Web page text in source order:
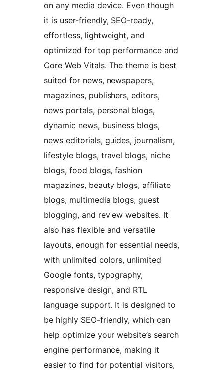
on any media device. Even though
it is user-friendly, SEO-ready,
effortless, lightweight, and
optimized for top performance and
Core Web Vitals. The theme is best
suited for news, newspapers,
magazines, publishers, editors,
news portals, personal blogs,
dynamic news, business blogs,
news editorials, guides, journalism,
lifestyle blogs, travel blogs, niche
blogs, food blogs, fashion
magazines, beauty blogs, affiliate
blogs, multimedia blogs, guest
blogging, and review websites. It
also has flexible and versatile
layouts, enough for essential needs,
with unlimited colors, unlimited
Google fonts, typography,
responsive design, and RTL
language support. It is designed to
be highly SEO-friendly, which can
help optimize your website’s search
engine performance, making it
easier to find for potential visitors,